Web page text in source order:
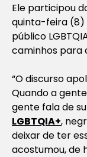
Ele participou
quinta-feira (8)
público
caminhos para
“O discurso
Quando a
gente fala de
LGBTQIA+,
deixar de ter
acostumou, de